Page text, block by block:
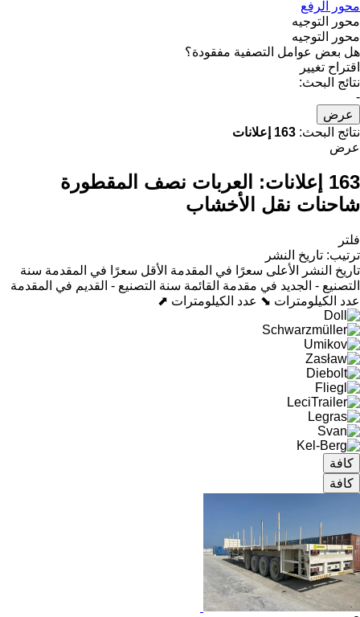
محور الرفع
محور التوجيه
محور التوجيه
هل بعض عوامل التصفية مفقودة؟
اقتراح تغيير
نتائج البحث:
-
عرض
نتائج البحث: 163 إعلانات
عرض
163 إعلانات:
العربات نصف المقطورة
شاحنات نقل الأخشاب
فلتر
ترتيب: تاريخ النشر
تاريخ النشر
الأعلى سعرًا في المقدمة الأقل سعرًا في المقدمة سنة
التصنيع - الجديد في مقدمة القائمة سنة التصنيع - القديم في المقدمة
عدد الكيلومترات ⬊ عدد الكيلومترات ⬈
كافة
كافة